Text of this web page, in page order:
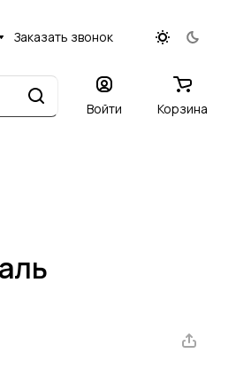
Заказать звонок
Войти Корзина